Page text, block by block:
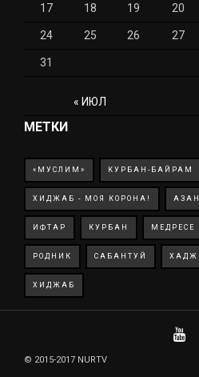
« ИЮЛ
17 18 19 20
24 25 26 27
31
МЕТКИ
«МУСЛИМ» КУРБАН-БАЙРАМ
ХИДЖАБ - МОЯ КОРОНА! АЗАН
ИФТАР КУРБАН МЕДРЕСЕ
РОДНИК САБАНТУЙ ХАДЖ
ХИДЖАБ
© 2015-2017 NURTV